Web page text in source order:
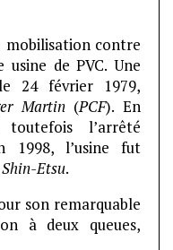
mobilisation contre
usine de PVC. Une
24 février 1979,
Martin(PCF). En
l’arrêté
1998, l’usine fut
Shin-Etsu.
son remarquable
à deux queues,